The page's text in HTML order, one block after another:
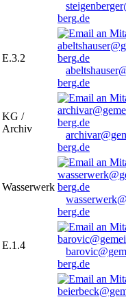
berg.de
E.3.2
berg.de
KG /
Archiv
berg.de
Wasserwerk
berg.de
E.1.4
berg.de